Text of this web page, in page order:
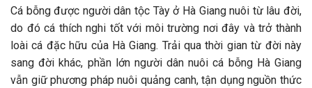
Cá bỗng được người dân tộc Tày ở Hà Giang nuôi từ lâu đời,
do đó cá thích nghi tốt với môi trường nơi đây và trở thành
loài cá đặc hữu của Hà Giang. Trải qua thời gian từ đời này
sang đời khác, phần lớn người dân nuôi cá bỗng Hà Giang
vẫn giữ phương pháp nuôi quảng canh, tận dụng nguồn thức